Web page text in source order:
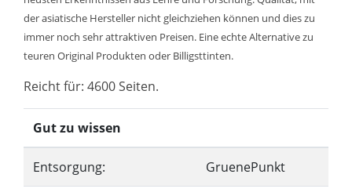
der asiatische Hersteller nicht gleichziehen können und dies zu
immer noch sehr attraktiven Preisen. Eine echte Alternative zu
teuren Original Produkten oder Billigsttinten.
Reicht für: 4600 Seiten.
Gut zu wissen
Entsorgung: GruenePunkt